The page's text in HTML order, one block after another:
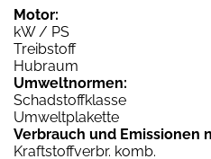
Motor:
kW / PS
Treibstoff
Hubraum
Umweltnormen:
Schadstoffklasse
Umweltplakette
Verbrauch und Emissionen
Kraftstoffverbr. komb.